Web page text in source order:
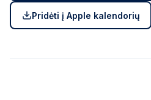
Pridėti į Apple kalendorių